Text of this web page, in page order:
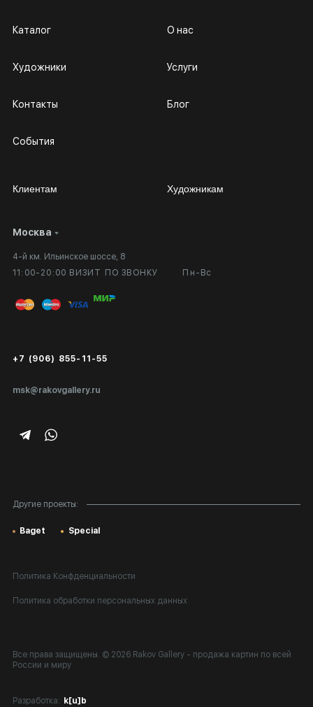
Москва
4-й км. Ильинское шоссе, 8
11:00-20:00 ВИЗИТ ПО ЗВОНКУ
Пн-Вс
msk@rakovgallery.ru
+7 (906) 855-11-55
Каталог
Художники
Контакты
События
О нас
Услуги
Блог
Другие проекты:
Baget Special
Клиентам
Личный кабинет
Вопросы и ответы
Публичная оферта
Экспертиза/Вывоз за границу
Подарочные сертификаты
Художникам
Сотрудничество
Выставка в галерее
Политика Конфденциальности
Политика обработки персональных данных
Все права защищены. © 2026 Rakov Gallery - продажа картин по всей
России и миру
Разработка: k[u]b